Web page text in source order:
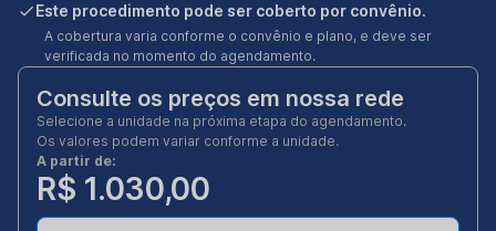
Este procedimento pode ser coberto por convênio.
A cobertura varia conforme o convênio e plano, e deve ser
verificada no momento do agendamento.
Consulte os preços em nossa rede
Selecione a unidade na próxima etapa do agendamento.
Os valores podem variar conforme a unidade.
A partir de:
R$ 1.030,00